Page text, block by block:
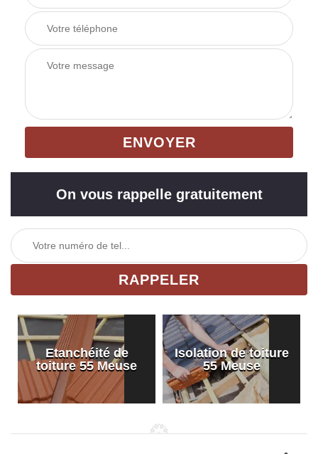
On vous rappelle gratuitement
Etanchéité de
toiture 55 Meuse
Isolation de toiture
55 Meuse